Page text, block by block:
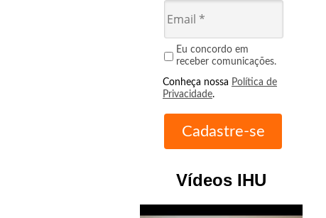
Eu concordo em
receber comunicações.
Conheça nossa Política de
Privacidade.
Vídeos IHU